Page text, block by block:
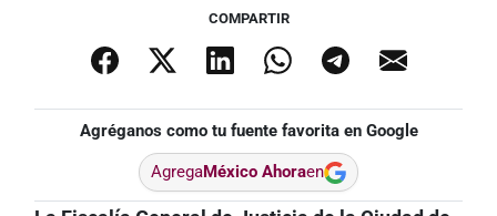
COMPARTIR
Agréganos como tu fuente favorita en Google
AgregaMéxico Ahoraen